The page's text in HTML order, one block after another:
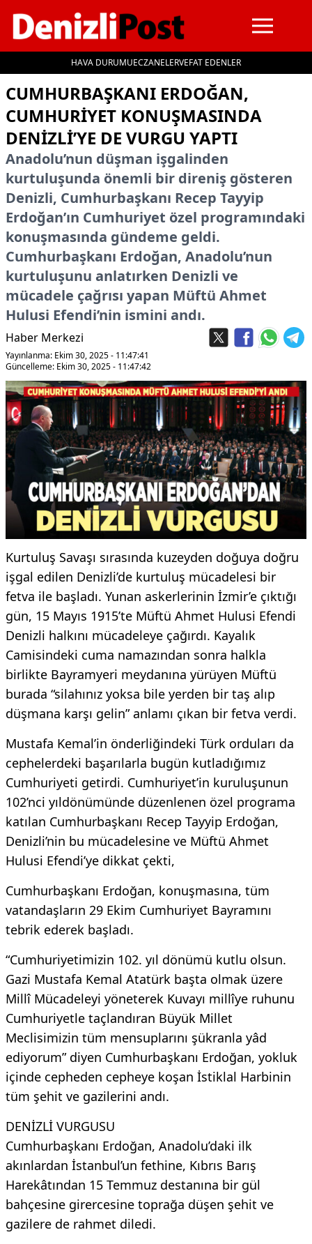
HAVA DURUMUECZANELERVEFAT EDENLER
CUMHURBAŞKANI ERDOĞAN,
CUMHURIYET KONUŞMASINDA
DENIZLI’YE DE VURGU YAPTI
Anadolu’nun düşman işgalinden
kurtuluşunda önemli bir direniş gösteren
Denizli, Cumhurbaşkanı Recep Tayyip
Erdoğan’ın Cumhuriyet özel programındaki
konuşmasında gündeme geldi.
Cumhurbaşkanı Erdoğan, Anadolu’nun
kurtuluşunu anlatırken Denizli ve
mücadele çağrısı yapan Müftü Ahmet
Hulusi Efendi’nin ismini andı.
Haber Merkezi
Yayınlanma: Ekim 30, 2025 - 11:47:41
Güncelleme: Ekim 30, 2025 - 11:47:42
Kurtuluş Savaşı sırasında kuzeyden doğuya doğru
işgal edilen Denizli’de kurtuluş mücadelesi bir
fetva ile başladı. Yunan askerlerinin İzmir’e çıktığı
gün, 15 Mayıs 1915’te Müftü Ahmet Hulusi Efendi
Denizli halkını mücadeleye çağırdı. Kayalık
Camisindeki cuma namazından sonra halkla
birlikte Bayramyeri meydanına yürüyen Müftü
burada “silahınız yoksa bile yerden bir taş alıp
düşmana karşı gelin” anlamı çıkan bir fetva verdi.
Mustafa Kemal’in önderliğindeki Türk orduları da
cephelerdeki başarılarla bugün kutladığımız
Cumhuriyeti getirdi. Cumhuriyet’in kuruluşunun
102’nci yıldönümünde düzenlenen özel programa
katılan Cumhurbaşkanı Recep Tayyip Erdoğan,
Denizli’nin bu mücadelesine ve Müftü Ahmet
Hulusi Efendi’ye dikkat çekti,
Cumhurbaşkanı Erdoğan, konuşmasına, tüm
vatandaşların 29 Ekim Cumhuriyet Bayramını
tebrik ederek başladı.
“Cumhuriyetimizin 102. yıl dönümü kutlu olsun.
Gazi Mustafa Kemal Atatürk başta olmak üzere
Millî Mücadeleyi yöneterek Kuvayı millîye ruhunu
Cumhuriyetle taçlandıran Büyük Millet
Meclisimizin tüm mensuplarını şükranla yâd
ediyorum” diyen Cumhurbaşkanı Erdoğan, yokluk
içinde cepheden cepheye koşan İstiklal Harbinin
tüm şehit ve gazilerini andı.
DENİZLİ VURGUSU
Cumhurbaşkanı Erdoğan, Anadolu’daki ilk
akınlardan İstanbul’un fethine, Kıbrıs Barış
Harekâtından 15 Temmuz destanına bir gül
bahçesine girercesine toprağa düşen şehit ve
gazilere de rahmet diledi.